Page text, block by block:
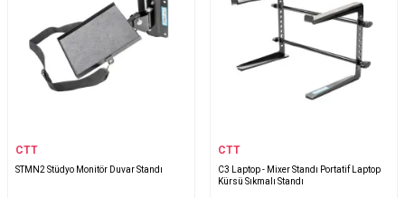
CTT
STMN2 Stüdyo Monitör Duvar Standı
CTT
C3 Laptop - Mixer Standı Portatif Laptop
Kürsü Sıkmalı Standı